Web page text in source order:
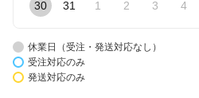
30 31 1 2 3 4
休業日（受注・発送対応なし）
受注対応のみ
発送対応のみ